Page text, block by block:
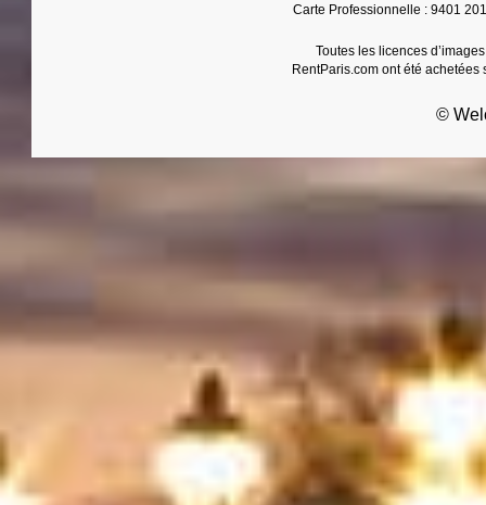
Carte Professionnelle : 9401
Toutes les licences
RentParis.com ont été achetées
©